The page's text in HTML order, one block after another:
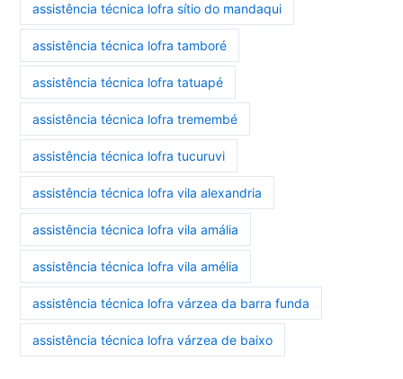
assistência técnica lofra sítio do mandaqui
assistência técnica lofra tamboré
assistência técnica lofra tatuapé
assistência técnica lofra tremembé
assistência técnica lofra tucuruvi
assistência técnica lofra vila alexandria
assistência técnica lofra vila amália
assistência técnica lofra vila amélia
assistência técnica lofra várzea da barra funda
assistência técnica lofra várzea de baixo